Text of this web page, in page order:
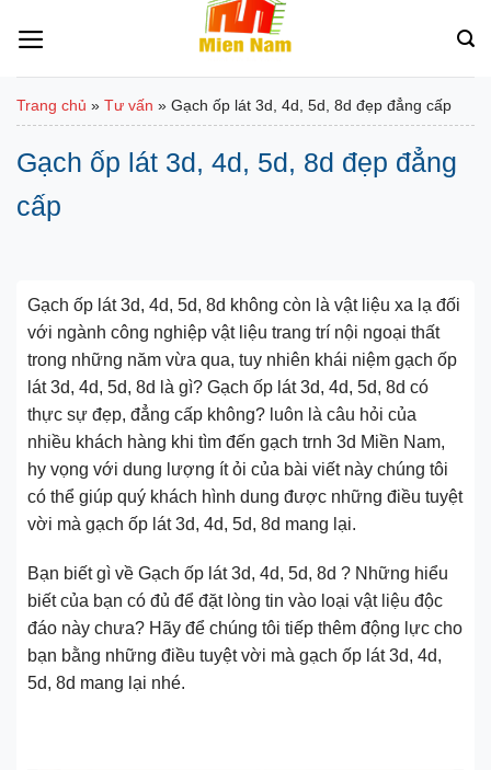
qua
Trang chủ » Tư vấn » Gạch ốp lát 3d, 4d, 5d, 8d đẹp đẳng cấp
Gạch ốp lát 3d, 4d, 5d, 8d đẹp đẳng
cấp
Gạch ốp lát 3d, 4d, 5d, 8d không còn là vật liệu xa lạ đối
với ngành công nghiệp vật liệu trang trí nội ngoại thất
trong những năm vừa qua, tuy nhiên khái niệm gạch ốp
lát 3d, 4d, 5d, 8d là gì? Gạch ốp lát 3d, 4d, 5d, 8d có
thực sự đẹp, đẳng cấp không? luôn là câu hỏi của
nhiều khách hàng khi tìm đến gạch trnh 3d Miền Nam,
hy vọng với dung lượng ít ỏi của bài viết này chúng tôi
có thể giúp quý khách hình dung được những điều tuyệt
vời mà gạch ốp lát 3d, 4d, 5d, 8d mang lại.
Bạn biết gì về Gạch ốp lát 3d, 4d, 5d, 8d ? Những hiểu
biết của bạn có đủ để đặt lòng tin vào loại vật liệu độc
đáo này chưa? Hãy để chúng tôi tiếp thêm động lực cho
bạn bằng những điều tuyệt vời mà gạch ốp lát 3d, 4d,
5d, 8d mang lại nhé.